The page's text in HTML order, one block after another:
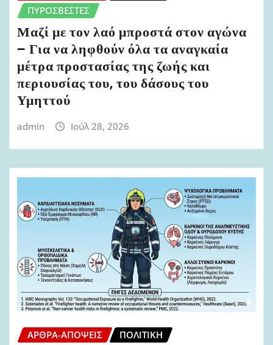
ΠΥΡΟΣΒΈΣΤΕΣ
Μαζί με τον λαό μπροστά στον αγώνα
– Για να ληφθούν όλα τα αναγκαία
μέτρα προστασίας της ζωής και
περιουσίας του, του δάσους του
Υμηττού
admin Ιούλ 28, 2026
ΆΡΘΡΑ-ΑΠΌΨΕΙΣ
ΠΟΛΙΤΙΚΉ